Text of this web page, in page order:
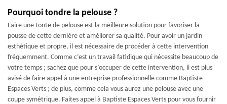
Pourquoi tondre la pelouse ?
Faire une tonte de pelouse est la meilleure solution pour favoriser la
pousse de cette dernière et améliorer sa qualité. Pour avoir un jardin
esthétique et propre, il est nécessaire de procéder à cette intervention
fréquemment. Comme c’est un travail fatidique qui nécessite beaucoup de
votre temps ; sachez que pour s’occuper de cette intervention, il est plus
avisé de faire appel à une entreprise professionnelle comme Baptiste
Espaces Verts ; de plus, comme cela vous aurez une pelouse avec une
coupe symétrique. Faites appel à Baptiste Espaces Verts pour vous fournir